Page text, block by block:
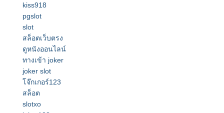
kiss918
pgslot
slot
สล็อตเว็บตรง
ดูหนังออนไลน์
ทางเข้า joker
joker slot
โจ๊กเกอร์123
สล็อต
slotxo